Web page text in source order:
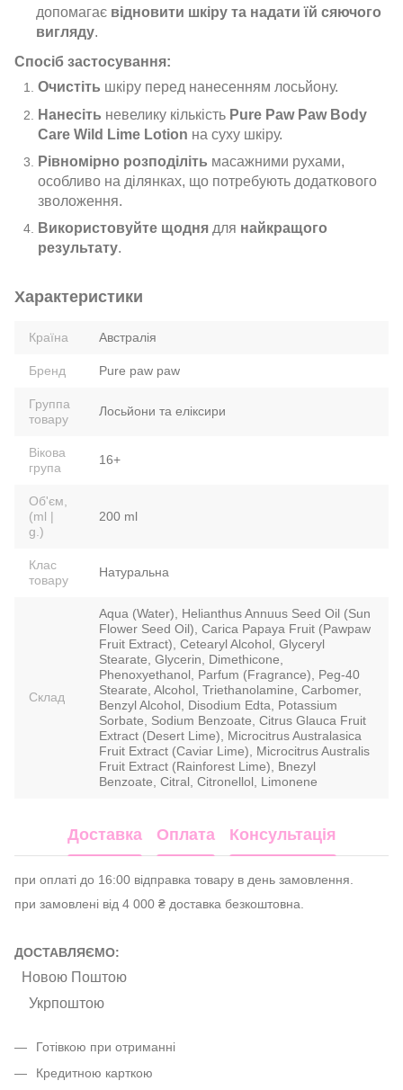
допомагає відновити шкіру та надати їй сяючого
вигляду.
Спосіб застосування:
Очистіть шкіру перед нанесенням лосьйону.
Нанесіть невелику кількість Pure Paw Paw Body
Care Wild Lime Lotion на суху шкіру.
Рівномірно розподіліть масажними рухами,
особливо на ділянках, що потребують додаткового
зволоження.
Використовуйте щодня для найкращого
результату.
Характеристики
Країна Австралія
Бренд Pure paw paw
Группа
товару
Лосьйони та еліксири
Вікова
група
16+
Об'єм,
(ml |
g.)
200 ml
Клас
товару
Натуральна
Склад
Aqua (Water), Helianthus Annuus Seed Oil (Sun
Flower Seed Oil), Carica Papaya Fruit (Pawpaw
Fruit Extract), Cetearyl Alcohol, Glyceryl
Stearate, Glycerin, Dimethicone,
Phenoxyethanol, Parfum (Fragrance), Peg-40
Stearate, Alcohol, Triethanolamine, Carbomer,
Benzyl Alcohol, Disodium Edta, Potassium
Sorbate, Sodium Benzoate, Citrus Glauca Fruit
Extract (Desert Lime), Microcitrus Australasica
Fruit Extract (Caviar Lime), Microcitrus Australis
Fruit Extract (Rainforest Lime), Bnezyl
Benzoate, Citral, Citronellol, Limonene
Доставка Оплата Консультація
при оплаті до 16:00 відправка товару в день замовлення.
при замовлені від 4 000 ₴ доставка безкоштовна.
ДОСТАВЛЯЄМО:
Новою Поштою
Укрпоштою
Готівкою при отриманні
Кредитною карткою